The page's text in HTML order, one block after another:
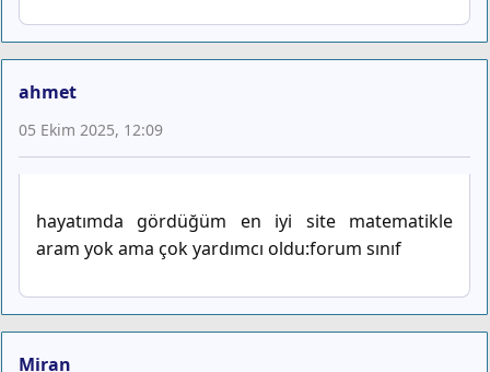
ahmet
05 Ekim 2025, 12:09
hayatımda gördüğüm en iyi site matematikle
aram yok ama çok yardımcı oldu:forum sınıf
Miran